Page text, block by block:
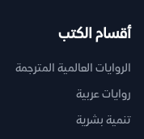
أقسام الكتب
الروايات العالمية المترجمة
روايات عربية
تنمية بشرية